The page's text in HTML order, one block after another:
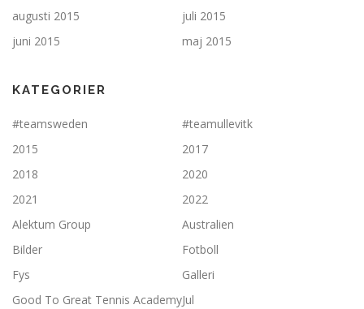
augusti 2015
juli 2015
juni 2015
maj 2015
KATEGORIER
#teamsweden
#teamullevitk
2015
2017
2018
2020
2021
2022
Alektum Group
Australien
Bilder
Fotboll
Fys
Galleri
Good To Great Tennis AcademyJul